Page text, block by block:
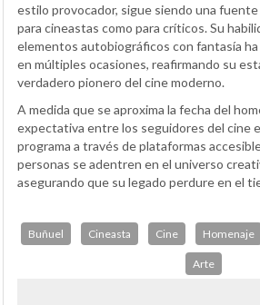
estilo provocador, sigue siendo una
para cineastas como para críticos. Su
elementos autobiográficos con fantasía
en múltiples ocasiones, reafirmando su
verdadero pionero del cine moderno.
A medida que se aproxima la fecha del
expectativa entre los seguidores del cine
programa a través de plataformas
personas se adentren en el universo
asegurando que su legado perdure en el
Buñuel Cineasta Cine Homenaje
Arte